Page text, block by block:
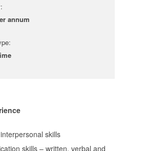
annum
skills
skills – written, verbal and